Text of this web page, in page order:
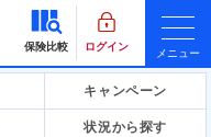
保険比較 ログイン
メニュー
キャンペーン
状況から探す